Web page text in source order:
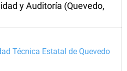
y Auditoría (Quevedo,
Técnica Estatal de Quevedo